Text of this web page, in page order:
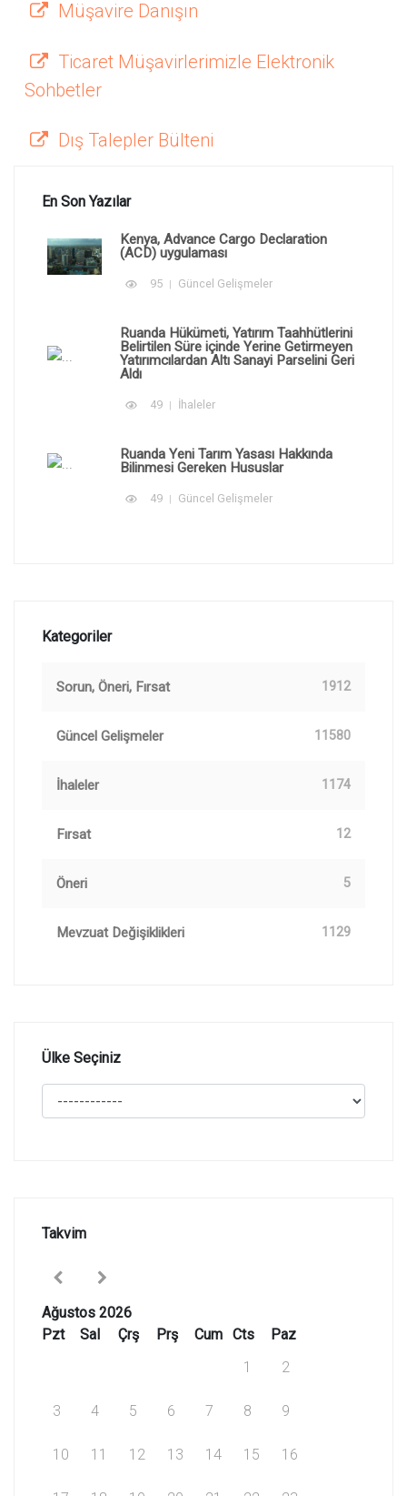
Müşavire Danışın
Ticaret Müşavirlerimizle Elektronik
Sohbetler
Dış Talepler Bülteni
En Son Yazılar
Kenya, Advance Cargo Declaration
(ACD) uygulaması
95 Güncel Gelişmeler
Ruanda Hükümeti, Yatırım Taahhütlerini
Belirtilen Süre içinde Yerine Getirmeyen
Yatırımcılardan Altı Sanayi Parselini Geri
Aldı
49 İhaleler
Ruanda Yeni Tarım Yasası Hakkında
Bilinmesi Gereken Hususlar
49 Güncel Gelişmeler
Kategoriler
Sorun, Öneri, Fırsat 1912
Güncel Gelişmeler 11580
İhaleler 1174
Fırsat 12
Öneri 5
Mevzuat Değişiklikleri 1129
Ülke Seçiniz
Takvim
Ağustos 2026
Pzt
Sal Çrş Prş Cum Cts
Paz
1
2
3 4 5 6 7 8 9
10 11 12 13 14 15 16